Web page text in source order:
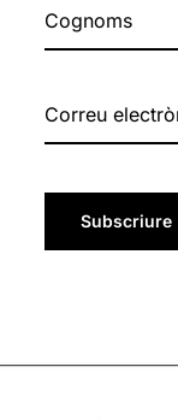
Subscriure